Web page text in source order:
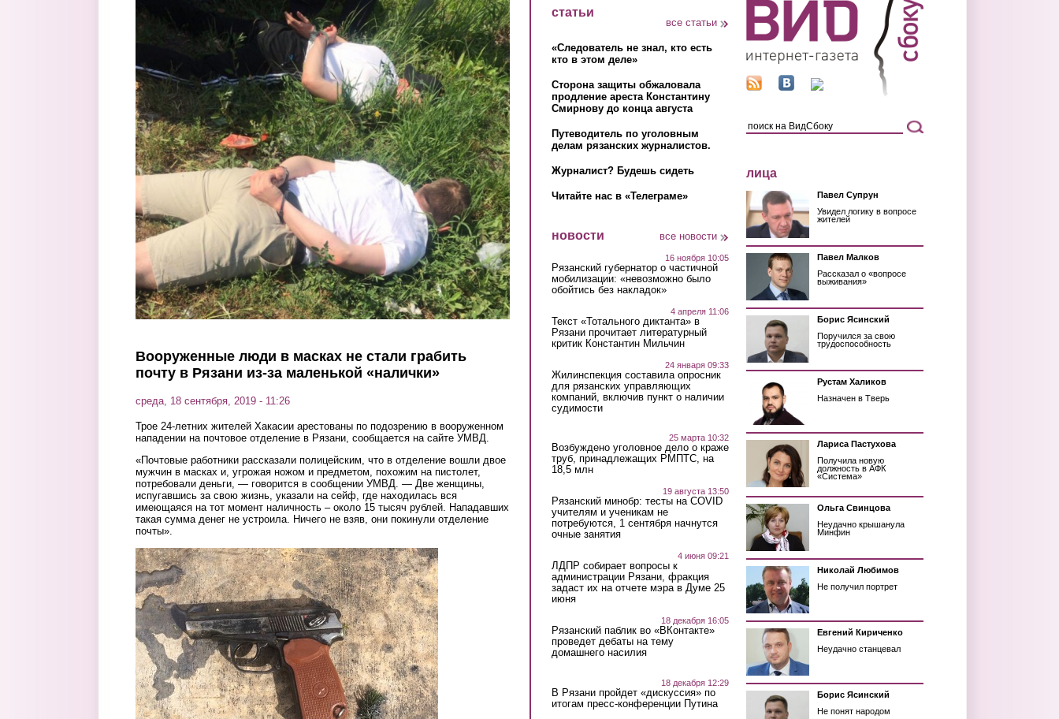
Вооруженные люди в масках не стали грабить
почту в Рязани из-за маленькой «налички»
среда, 18 сентября, 2019 - 11:26
Трое 24-летних жителей Хакасии арестованы по подозрению в вооруженном
нападении на почтовое отделение в Рязани, сообщается на сайте УМВД.
«Почтовые работники рассказали полицейским, что в отделение вошли двое
мужчин в масках и, угрожая ножом и предметом, похожим на пистолет,
потребовали деньги, — говорится в сообщении УМВД. — Две женщины,
испугавшись за свою жизнь, указали на сейф, где находилась вся
имеющаяся на тот момент наличность – около 15 тысяч рублей. Нападавших
такая сумма денег не устроила. Ничего не взяв, они покинули отделение
почты».
pochta2.jpg
статьи
все статьи
«Следователь не знал, кто есть
кто в этом деле»
Сторона защиты обжаловала
продление ареста Константину
Смирнову до конца августа
Путеводитель по уголовным
делам рязанских журналистов.
Журналист? Будешь сидеть
Читайте нас в «Телеграме»
новости все новости
16 ноября 10:05
Рязанский губернатор о частичной
мобилизации: «невозможно было
обойтись без накладок»
4 апреля 11:06
Текст «Тотального диктанта» в
Рязани прочитает литературный
критик Константин Мильчин
24 января 09:33
Жилинспекция составила опросник
для рязанских управляющих
компаний, включив пункт о наличии
судимости
25 марта 10:32
Возбуждено уголовное дело о краже
труб, принадлежащих РМПТС, на
18,5 млн
19 августа 13:50
Рязанский минобр: тесты на COVID
учителям и ученикам не
потребуются, 1 сентября начнутся
очные занятия
4 июня 09:21
ЛДПР собирает вопросы к
администрации Рязани, фракция
задаст их на отчете мэра в Думе 25
июня
18 декабря 16:05
Рязанский паблик во «ВКонтакте»
проведет дебаты на тему
домашнего насилия
18 декабря 12:29
В Рязани пройдет «дискуссия» по
итогам пресс-конференции Путина
лица
Павел Супрун
Увидел логику в вопросе
жителей
Павел Малков
Рассказал о «вопросе
выживания»
Борис Ясинский
Поручился за свою
трудоспособность
Рустам Халиков
Назначен в Тверь
Лариса Пастухова
Получила новую
должность в АФК
«Система»
Ольга Свинцова
Неудачно крышанула
Минфин
Николай Любимов
Не получил портрет
Евгений Кириченко
Неудачно станцевал
Борис Ясинский
Не понят народом